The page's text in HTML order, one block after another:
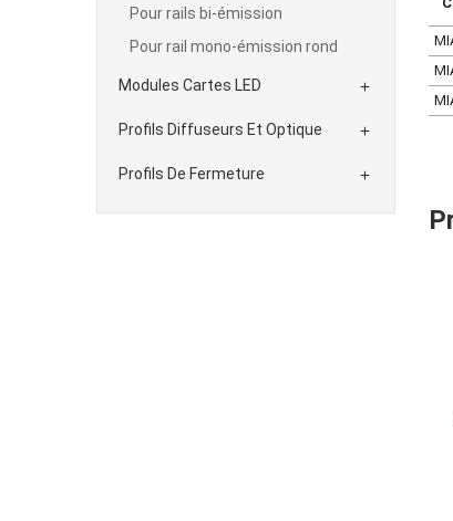
Pour rails bi-émission
Pour rail mono-émission rond
Modules Cartes LED 
Profils Diffuseurs Et Optique 
Profils De Fermeture 